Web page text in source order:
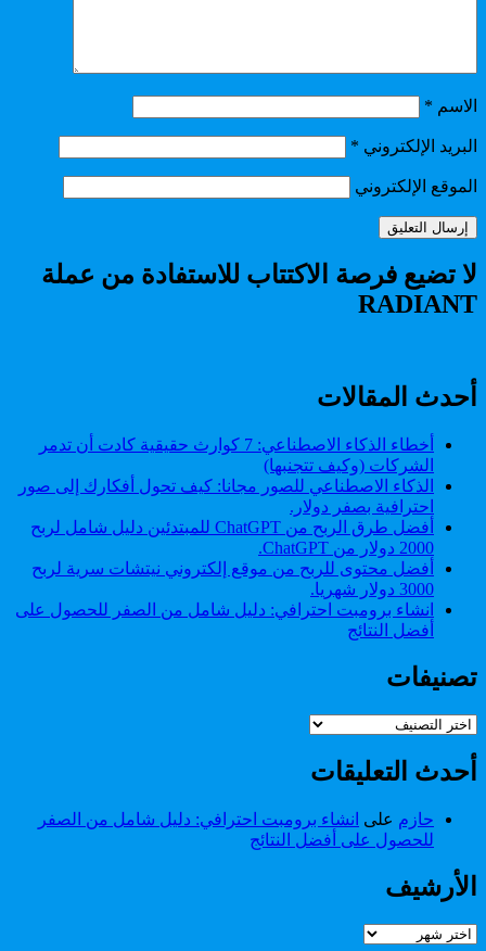
الاسم *
البريد الإلكتروني *
الموقع الإلكتروني
لا تضيع فرصة الاكتتاب للاستفادة من عملة
RADIANT
أحدث المقالات
أخطاء الذكاء الاصطناعي: 7 كوارث حقيقية كادت أن تدمر
الشركات (وكيف تتجنبها)
الذكاء الاصطناعي للصور مجانا: كيف تحول أفكارك إلى صور
احترافية بصفر دولار.
أفضل طرق الربح من ChatGPT للمبتدئين دليل شامل لربح
2000 دولار من ChatGPT.
أفضل محتوى للربح من موقع إلكتروني نيتشات سرية لربح
3000 دولار شهريا.
انشاء برومبت احترافي: دليل شامل من الصفر للحصول على
أفضل النتائج
تصنيفات
تصنيفات
أحدث التعليقات
حازم على انشاء برومبت احترافي: دليل شامل من الصفر
للحصول على أفضل النتائج
الأرشيف
الأرشيف